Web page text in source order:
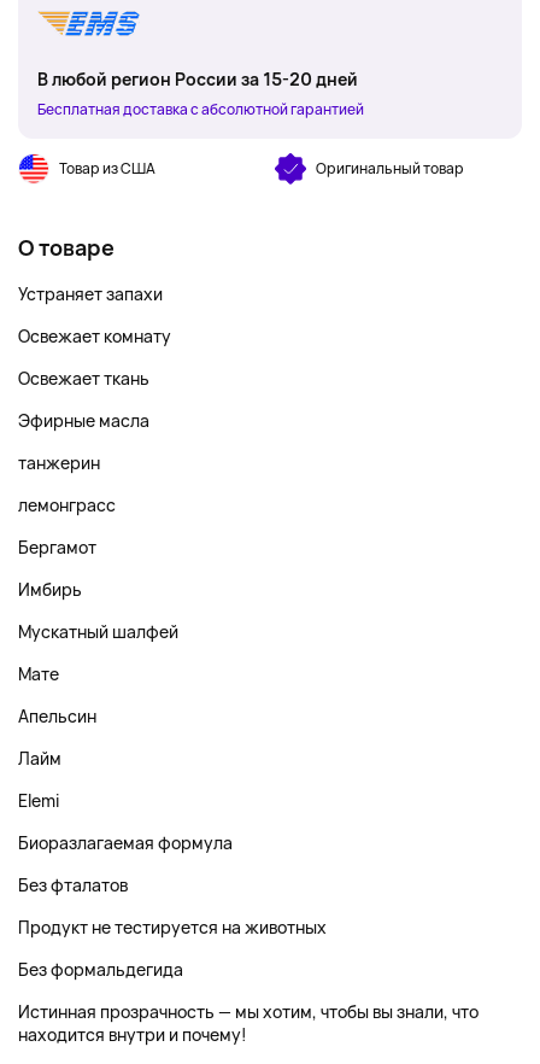
В любой регион России за 15-20 дней
Бесплатная доставка с абсолютной гарантией
Товар из США Оригинальный товар
О товаре
Устраняет запахи
Освежает комнату
Освежает ткань
Эфирные масла
танжерин
лемонграсс
Бергамот
Имбирь
Мускатный шалфей
Мате
Апельсин
Лайм
Elemi
Биоразлагаемая формула
Без фталатов
Продукт не тестируется на животных
Без формальдегида
Истинная прозрачность — мы хотим, чтобы вы знали, что
находится внутри и почему!